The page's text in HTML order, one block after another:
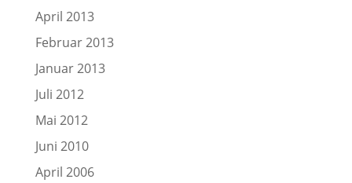
April 2013
Februar 2013
Januar 2013
Juli 2012
Mai 2012
Juni 2010
April 2006